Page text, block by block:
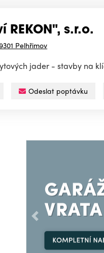
REKON", s.r.o.
Pelhřimov
jader - stavby na
Odeslat poptávku
Předchozí